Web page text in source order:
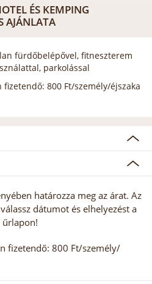
ÉS KEMPING
AJÁNLATA
fürdőbelépővel, fitneszterem
parkolással
800 Ft/személy/éjszaka
határozza meg az árat. Az
dátumot és elhelyezést a
űrlapon!
fizetendő: 800 Ft/személy/